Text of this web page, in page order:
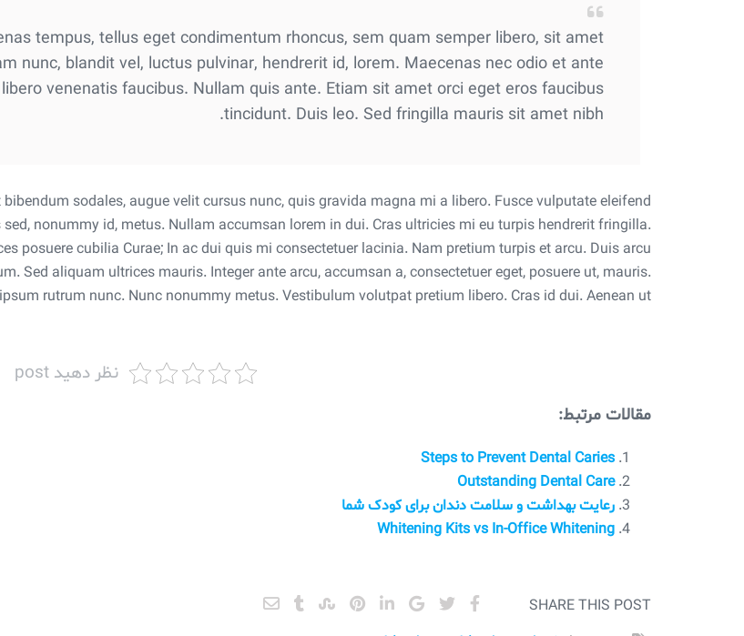
tempus, tellus eget condimentum rhoncus, sem quam semper libero, sit amet
nunc, blandit vel, luctus pulvinar, hendrerit id, lorem. Maecenas nec odio et ante
venenatis faucibus. Nullam quis ante. Etiam sit amet orci eget eros faucibus
tincidunt. Duis leo. Sed fringilla mauris sit amet nibh.
sodales, augue velit cursus nunc, quis gravida magna mi a libero. Fusce vulputate eleifend
nonummy id, metus. Nullam accumsan lorem in dui. Cras ultricies mi eu turpis hendrerit fringilla.
posuere cubilia Curae; In ac dui quis mi consectetuer lacinia. Nam pretium turpis et arcu. Duis arcu
Sed aliquam ultrices mauris. Integer ante arcu, accumsan a, consectetuer eget, posuere ut, mauris.
rutrum nunc. Nunc nonummy metus. Vestibulum volutpat pretium libero. Cras id dui. Aenean ut
نظر دهید post
مقالات مرتبط:
Steps to Prevent Dental Caries
Outstanding Dental Care
رعایت بهداشت و سلامت دندان برای کودک شما
Whitening Kits vs In-Office Whitening
SHARE THIS POST